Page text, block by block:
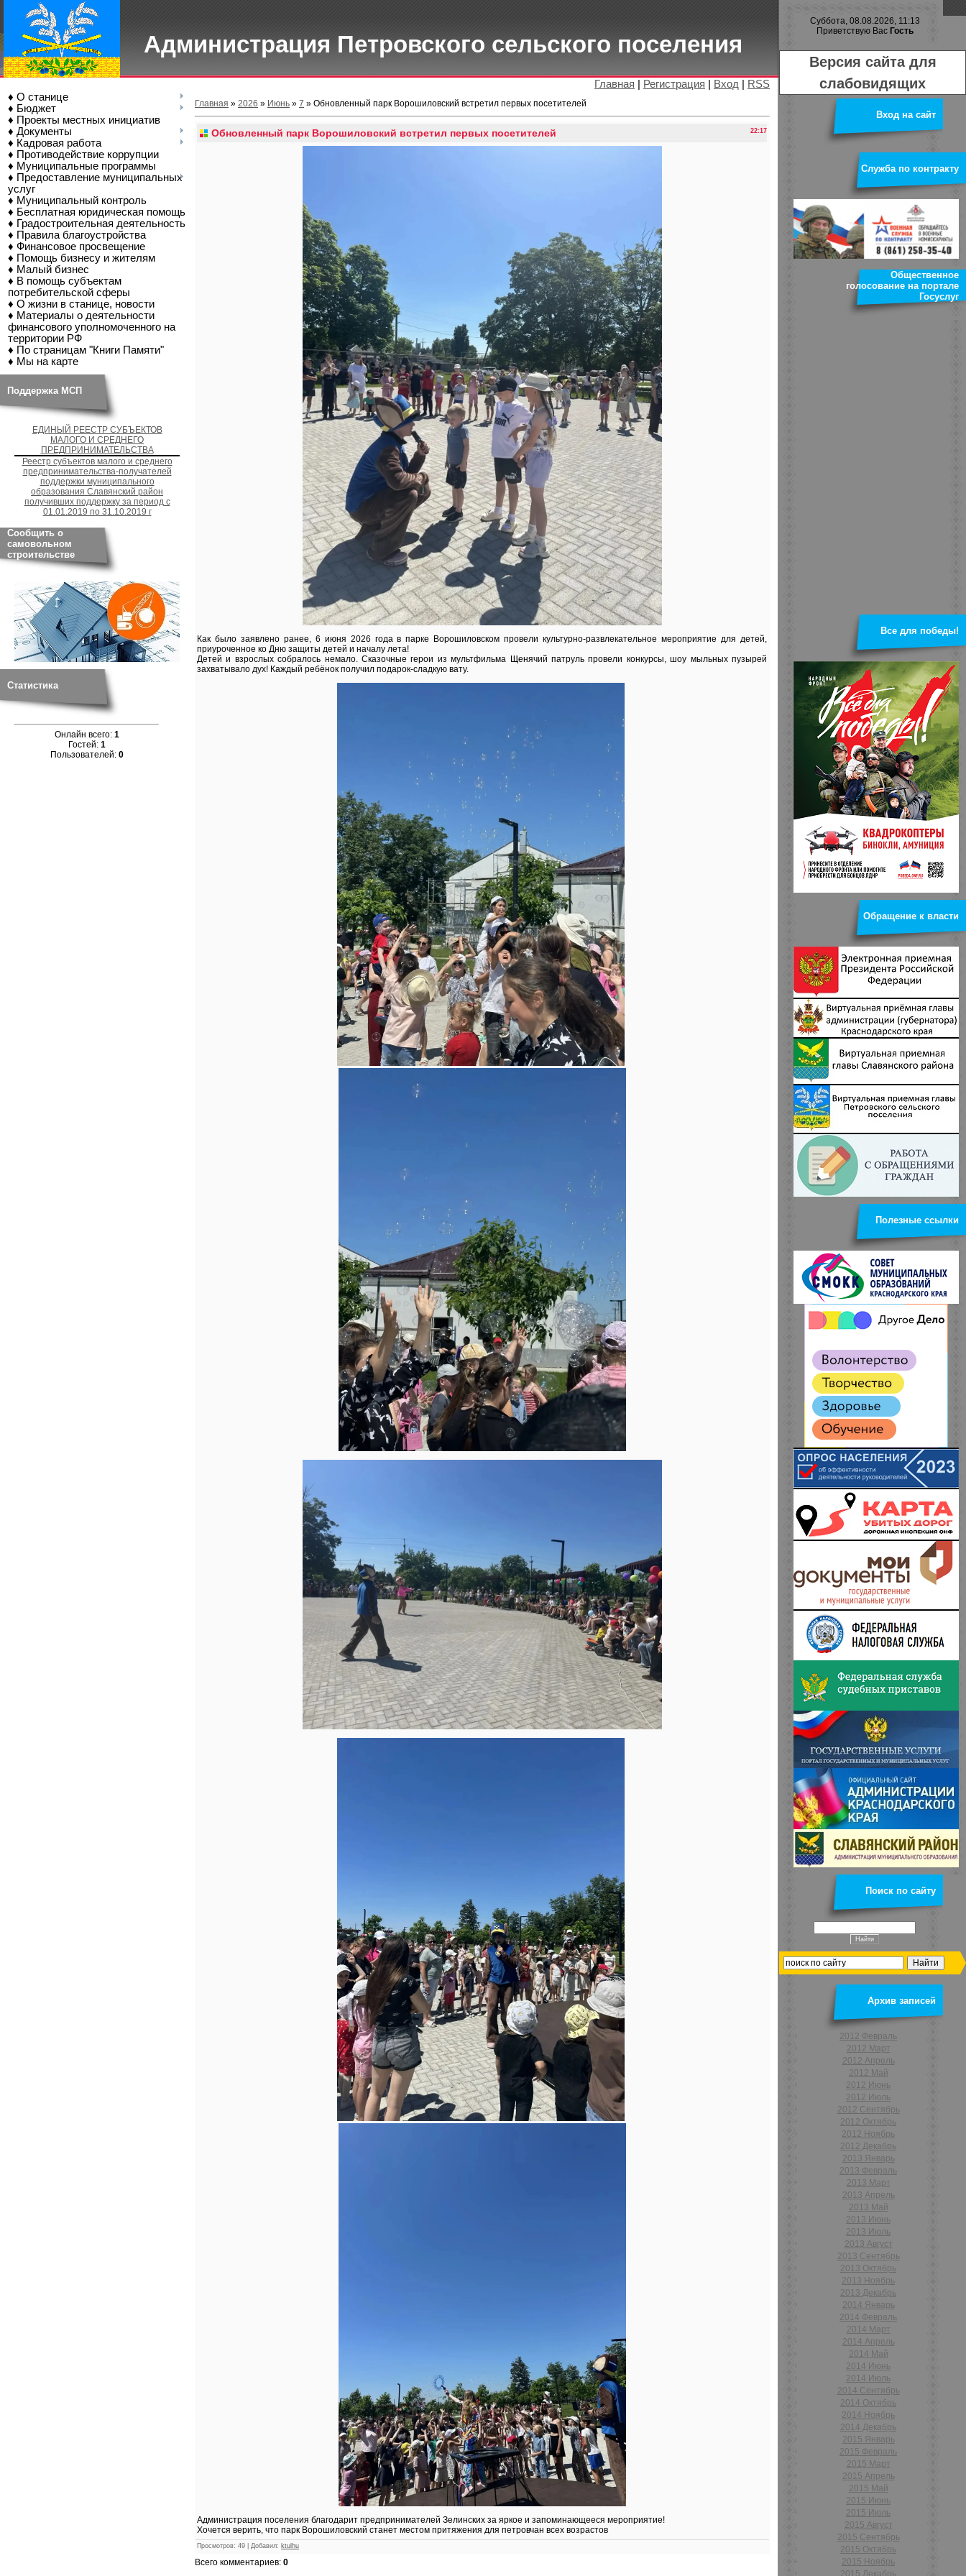
Администрация Петровского сельского поселения
Главная Регистрация Вход
RSS
♦ О станице
♦ Бюджет
♦ Проекты местных инициатив
♦ Документы
♦ Кадровая работа
♦ Противодействие коррупции
♦ Муниципальные программы
♦ Предоставление муниципальных
услуг
♦ Муниципальный контроль
♦ Бесплатная юридическая помощь
♦ Градостроительная деятельность
♦ Правила благоустройства
♦ Финансовое просвещение
♦ Помощь бизнесу и жителям
♦ Малый бизнес
♦ В помощь субъектам
потребительской сферы
♦ О жизни в станице, новости
♦ Материалы о деятельности
финансового уполномоченного на
территории РФ
♦ По страницам "Книги Памяти"
♦ Мы на карте
Поддержка МСП
ЕДИНЫЙ РЕЕСТР СУБЪЕКТОВ
МАЛОГО И СРЕДНЕГО
ПРЕДПРИНИМАТЕЛЬСТВА
Реестр субъектов малого и среднего
предпринимательства-получателей
поддержки муниципального
образования Славянский район
получивших поддержку за период с
01.01.2019 по 31.10.2019 г
Сообщить о
самовольном
строительстве
Статистика
Онлайн всего: 1
Гостей: 1
Пользователей: 0
Главная » 2026 » Июнь » 7 » Обновленный парк Ворошиловский встретил первых посетителей
22:17
Обновленный парк Ворошиловский встретил первых посетителей
Как было заявлено ранее, 6 июня 2026 года в парке Ворошиловском провели культурно-развлекательное мероприятие для детей,
приуроченное ко Дню защиты детей и началу лета!
Детей и взрослых собралось немало. Сказочные герои из мультфильма Щенячий патруль провели конкурсы, шоу мыльных пузырей
захватывало дух! Каждый ребёнок получил подарок-сладкую вату.
Администрация поселения благодарит предпринимателей Зелинских за яркое и запоминающееся мероприятие!
Хочется верить, что парк Ворошиловский станет местом притяжения для петровчан всех возрастов
Просмотров: 49 Добавил: ktulhu
Всего комментариев: 0
Суббота, 08.08.2026, 11:13
Приветствую Вас Гость
Версия сайта для
слабовидящих
Вход на сайт
Служба по контракту
Общественное
голосование на портале
Госуслуг
Все для победы!
Обращение к власти
Полезные ссылки
Поиск по сайту
Архив записей
2012 Февраль
2012 Март
2012 Апрель
2012 Май
2012 Июнь
2012 Июль
2012 Сентябрь
2012 Октябрь
2012 Ноябрь
2012 Декабрь
2013 Январь
2013 Февраль
2013 Март
2013 Апрель
2013 Май
2013 Июнь
2013 Июль
2013 Август
2013 Сентябрь
2013 Октябрь
2013 Ноябрь
2013 Декабрь
2014 Январь
2014 Февраль
2014 Март
2014 Апрель
2014 Май
2014 Июнь
2014 Июль
2014 Сентябрь
2014 Октябрь
2014 Ноябрь
2014 Декабрь
2015 Январь
2015 Февраль
2015 Март
2015 Апрель
2015 Май
2015 Июнь
2015 Июль
2015 Август
2015 Сентябрь
2015 Октябрь
2015 Ноябрь
2015 Декабрь